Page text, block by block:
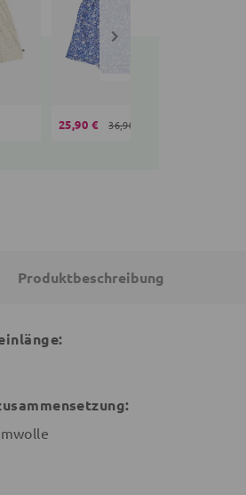
25,90 € 36,90 €
Produktbeschreibung